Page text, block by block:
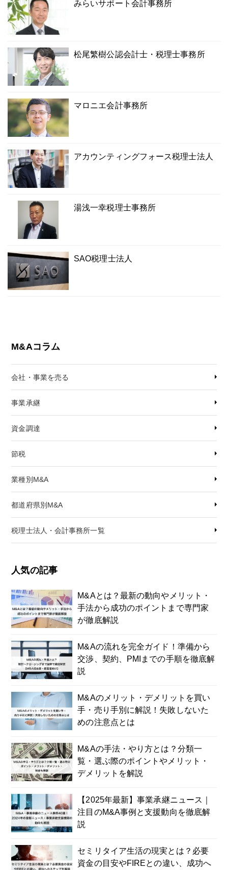
みらいサポート会計事務所
松尾繁樹公認会計士・税理士事務所
マロニエ会計事務所
アカウンティングフォース税理士法人
湯浅一幸税理士事務所
SAO税理士法人
M&Aコラム
会社・事業を売る
事業承継
資金調達
節税
業種別M&A
都道府県別M&A
税理士法人・会計事務所一覧
人気の記事
M&Aとは？最新の動向やメリット・
手法から成功のポイントまで専門家
が徹底解説
M&Aの流れを完全ガイド！準備から
交渉、契約、PMIまでの手順を徹底解
説
M&Aのメリット・デメリットを買い
手・売り手別に解説！失敗しないた
めの注意点とは
M&Aの手法・やり方とは？分類一
覧・選ぶ際のポイントやメリット・
デメリットを解説
【2025年最新】事業承継ニュース｜
注目のM&A事例と支援動向を徹底解
説
セミリタイア生活の現実とは？必要
資金の目安やFIREとの違い、成功へ